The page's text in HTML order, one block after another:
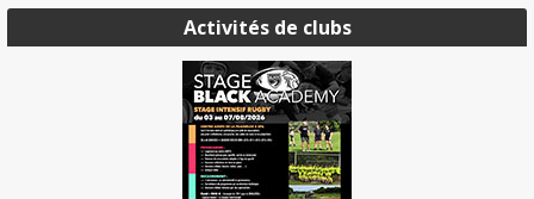
Activités de clubs